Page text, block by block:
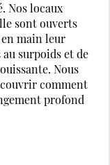
Nos locaux
sont ouverts
en main leur
surpoids et de
Nous
comment
profond